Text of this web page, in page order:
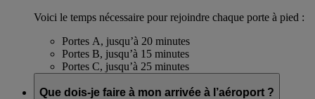
Voici le temps nécessaire pour rejoindre chaque porte à pied :
Portes A, jusqu’à 20 minutes
Portes B, jusqu’à 15 minutes
Portes C, jusqu’à 25 minutes
Que dois-je faire à mon arrivée à l’aéroport ?